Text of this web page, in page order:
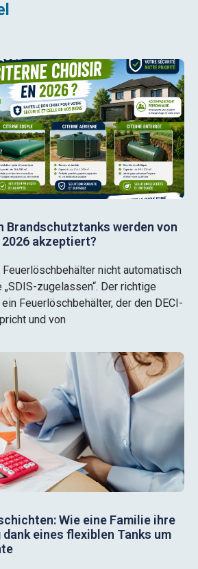
Brandschutztanks werden von
2026 akzeptiert?
nicht automatisch
zugelassen“. Der richtige
Feuerlöschbehälter, der den DECI-
und von
Wie eine Familie ihre
eines flexiblen Tanks um